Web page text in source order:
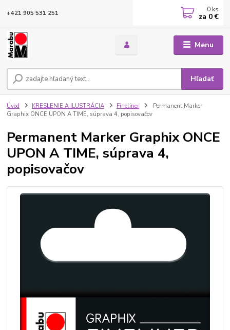
Menu
Hľadať
+421 905 531 251 0 ks
za 0 €
Úvod KRESLENIE A ILUSTRÁCIA Fineliner
Permanent Marker
Graphix ONCE UPON A TIME, súprava 4, popisovačov
Permanent Marker Graphix ONCE
UPON A TIME, súprava 4,
popisovačov